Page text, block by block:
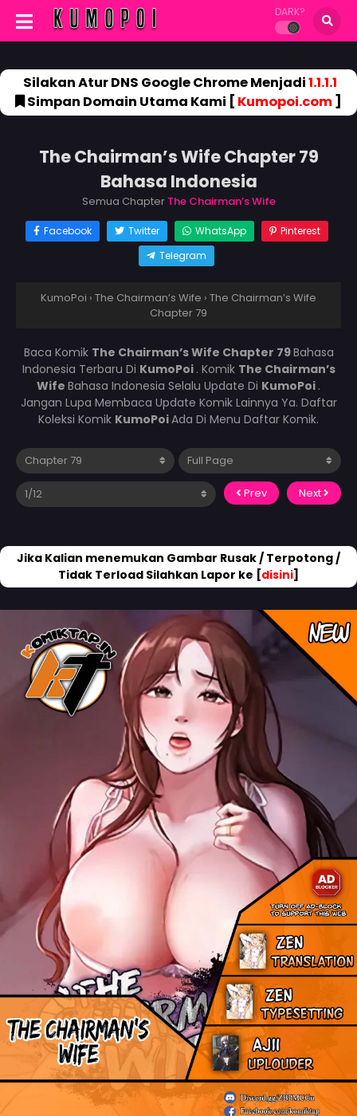
DARK?
Silakan Atur DNS Google Chrome Menjadi1.1.1.1
Simpan Domain Utama Kami [ Kumopoi.com]
The Chairman’s Wife Chapter 79
Bahasa Indonesia
Semua Chapter The Chairman’s Wife
Facebook Twitter WhatsApp
Pinterest
Telegram
KumoPoi › The Chairman’s Wife › The Chairman’s Wife
Chapter 79
Baca Komik The Chairman’s Wife Chapter 79Bahasa
Indonesia Terbaru Di KumoPoi . Komik The Chairman’s
Wife Bahasa Indonesia Selalu Update Di KumoPoi .
Jangan Lupa Membaca Update Komik Lainnya Ya. Daftar
Koleksi Komik KumoPoiAda Di Menu Daftar Komik.
Prev Next
Jika Kalian menemukan Gambar Rusak / Terpotong /
Tidak Terload Silahkan Lapor ke [disini]